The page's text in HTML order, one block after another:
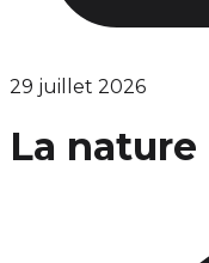
29 juillet 2026
La